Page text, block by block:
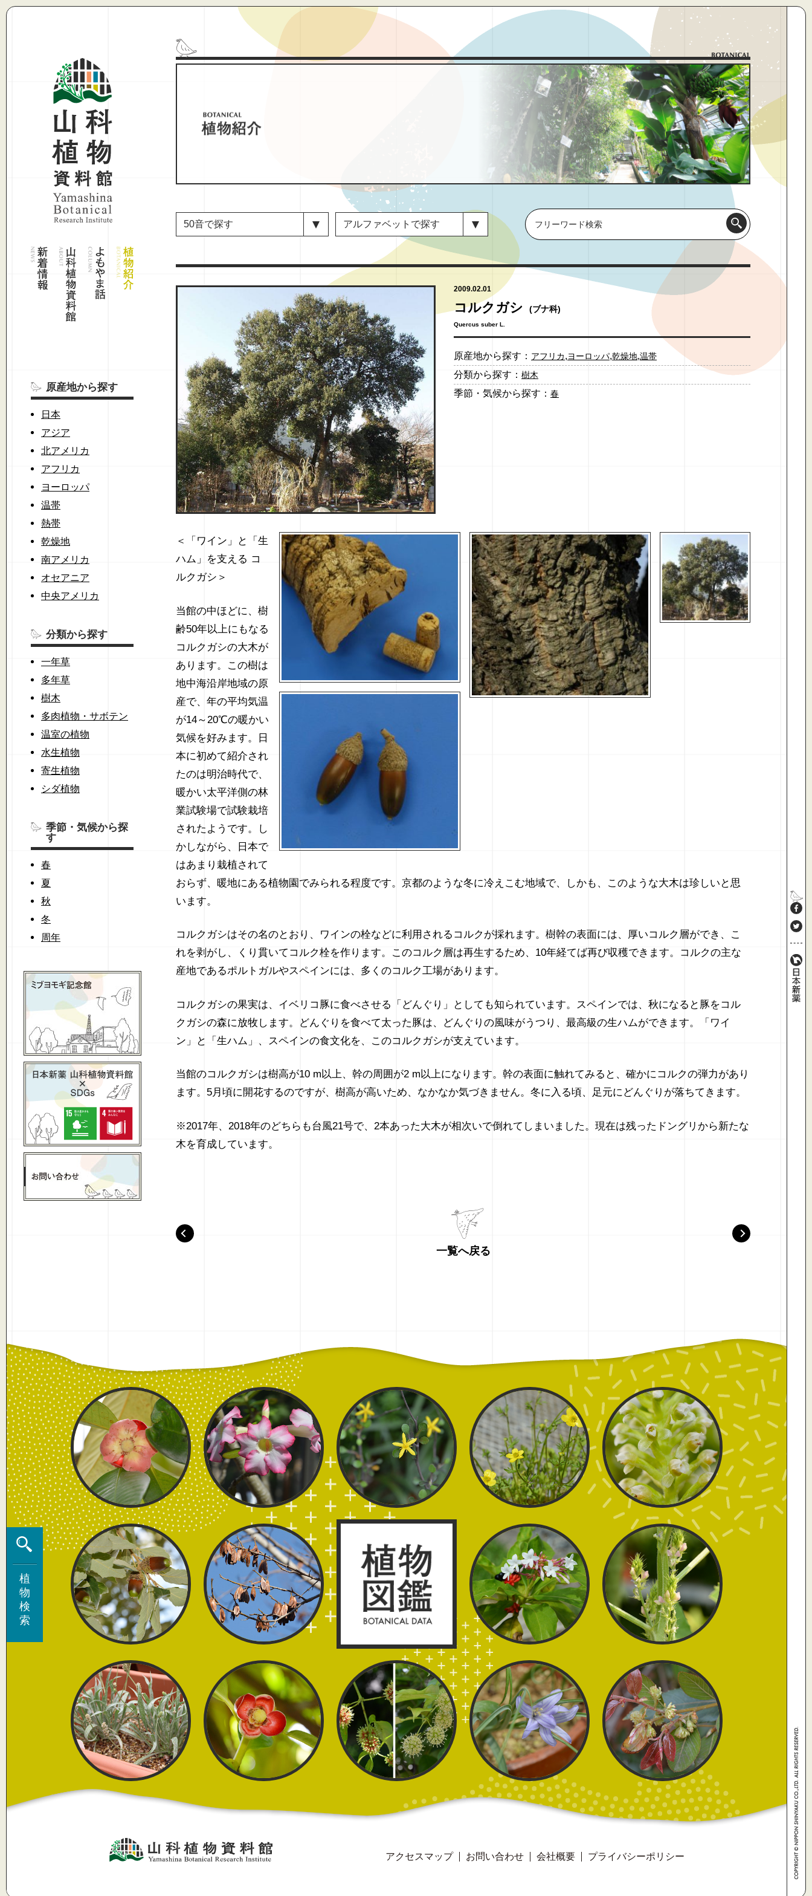
原産地から探す
日本
アジア
北アメリカ
アフリカ
ヨーロッパ
温帯
熱帯
乾燥地
南アメリカ
オセアニア
中央アメリカ
分類から探す
一年草
多年草
樹木
多肉植物・サボテン
温室の植物
水生植物
寄生植物
シダ植物
季節・気候から探
す
春
夏
秋
冬
周年
2009.02.01
コルクガシ (ブナ科)
Quercus suber L.
原産地から探す： アフリカ,ヨーロッパ,乾燥地,温帯
分類から探す： 樹木
季節・気候から探す： 春
＜「ワイン」と「生
ハム」を支える コ
ルクガシ＞
当館の中ほどに、樹
齢50年以上にもなる
コルクガシの大木が
あります。この樹は
地中海沿岸地域の原
産で、年の平均気温
が14～20℃の暖かい
気候を好みます。日
本に初めて紹介され
たのは明治時代で、
暖かい太平洋側の林
業試験場で試験栽培
されたようです。し
かしながら、日本で
はあまり栽植されて
おらず、暖地にある植物園でみられる程度です。京都のような冬に冷えこむ地域で、しかも、このような大木は珍しいと思
います。
コルクガシはその名のとおり、ワインの栓などに利用されるコルクが採れます。樹幹の表面には、厚いコルク層ができ、こ
れを剥がし、くり貫いてコルク栓を作ります。このコルク層は再生するため、10年経てば再び収穫できます。コルクの主な
産地であるポルトガルやスペインには、多くのコルク工場があります。
コルクガシの果実は、イベリコ豚に食べさせる「どんぐり」としても知られています。スペインでは、秋になると豚をコル
クガシの森に放牧します。どんぐりを食べて太った豚は、どんぐりの風味がうつり、最高級の生ハムができます。「ワイ
ン」と「生ハム」、スペインの食文化を、このコルクガシが支えています。
当館のコルクガシは樹高が10 m以上、幹の周囲が2 m以上になります。幹の表面に触れてみると、確かにコルクの弾力があり
ます。5月頃に開花するのですが、樹高が高いため、なかなか気づきません。冬に入る頃、足元にどんぐりが落ちてきます。
※2017年、2018年のどちらも台風21号で、2本あった大木が相次いで倒れてしまいました。現在は残ったドングリから新たな
木を育成しています。
一覧へ戻る
植
物
検
索
植
物
検
索
アクセスマップ お問い合わせ 会社概要 プライバシーポリシー